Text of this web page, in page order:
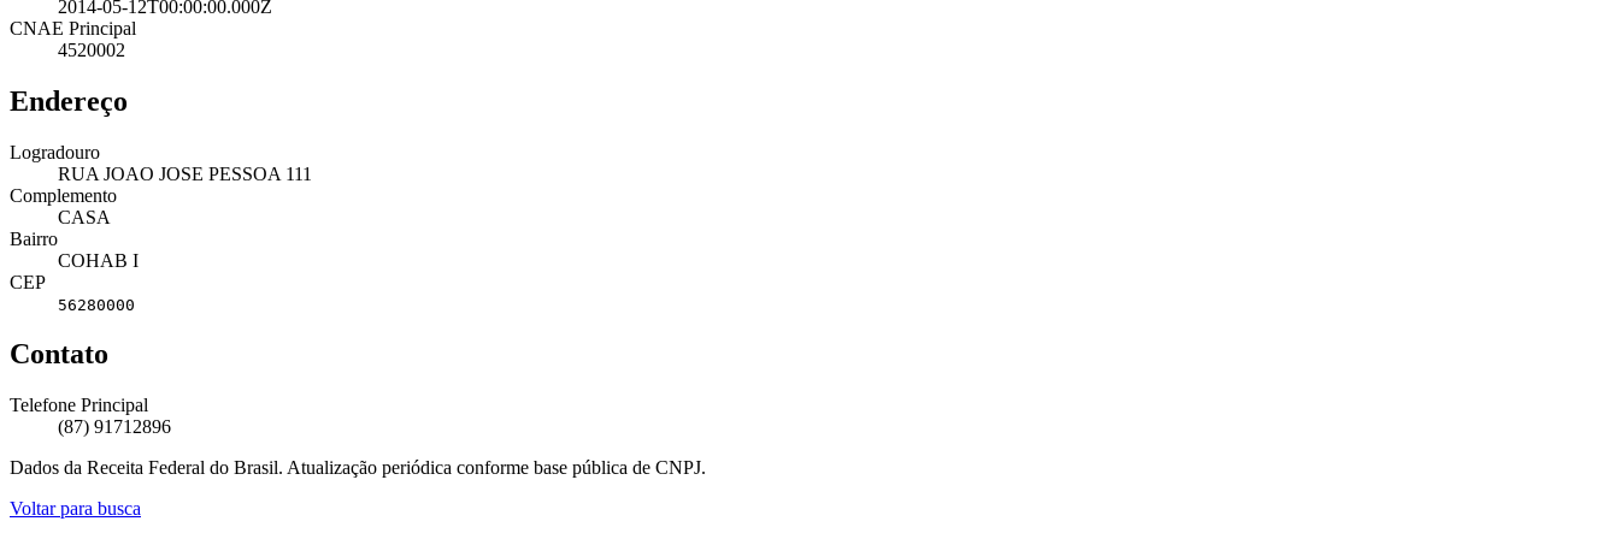
2014-05-12T00:00:00.000Z
CNAE Principal
4520002
Endereço
Logradouro
RUA JOAO JOSE PESSOA 111
Complemento
CASA
Bairro
COHAB I
CEP
56280000
Contato
Telefone Principal
(87) 91712896
Dados da Receita Federal do Brasil. Atualização periódica conforme base pública de CNPJ.
Voltar para busca